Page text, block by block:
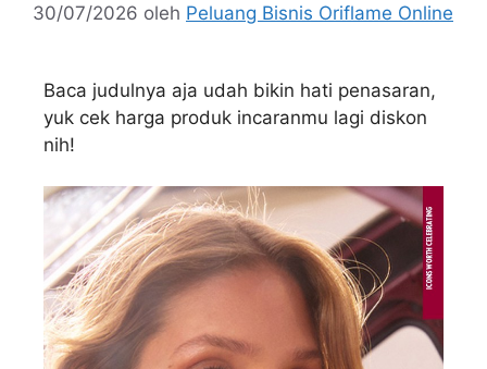
30/07/2026 oleh Peluang Bisnis Oriflame Online
Baca judulnya aja udah bikin hati penasaran,
yuk cek harga produk incaranmu lagi diskon
nih!